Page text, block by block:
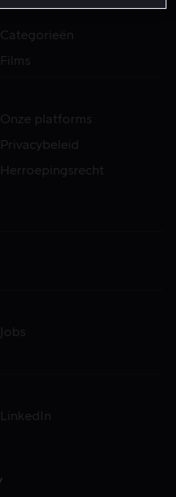
Categorieën
Films
Onze platforms
Privacybeleid
Herroepingsrecht
Jobs
LinkedIn